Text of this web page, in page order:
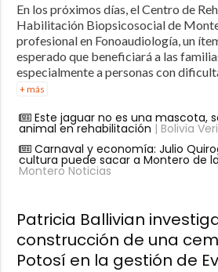
En los próximos días, el Centro de
Habilitación Biopsicosocial de
profesional en Fonoaudiología, un
esperado que beneficiará a las
especialmente a personas con
+ más
Este jaguar no es una mascota,
animal en rehabilitación | Bolivia
Carnaval y economía: Julio
cultura puede sacar a Montero de
Montero Noticias
Patricia Ballivian
construcción de una
Potosí en la gestión de